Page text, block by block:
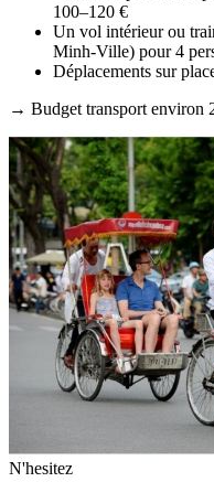
100–120 €
Un vol intérieur ou
Minh-Ville) pour 4
Déplacements sur
→ Budget transport environ
N'hesitez